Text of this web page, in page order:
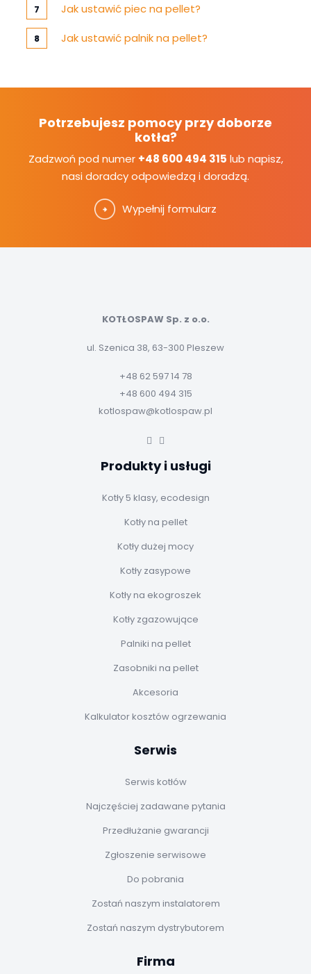
Jak ustawić piec na pellet?
Jak ustawić palnik na pellet?
Potrzebujesz pomocy przy doborze
kotła?
Zadzwoń pod numer +48 600 494 315 lub napisz,
nasi doradcy odpowiedzą i doradzą.
Wypełnij formularz
KOTŁOSPAW Sp. z o.o.
ul. Szenica 38, 63-300 Pleszew
+48 62 597 14 78
+48 600 494 315
kotlospaw@kotlospaw.pl
Produkty i usługi
Kotły 5 klasy, ecodesign
Kotły na pellet
Kotły dużej mocy
Kotły zasypowe
Kotły na ekogroszek
Kotły zgazowujące
Palniki na pellet
Zasobniki na pellet
Akcesoria
Kalkulator kosztów ogrzewania
Serwis
Serwis kotłów
Najczęściej zadawane pytania
Przedłużanie gwarancji
Zgłoszenie serwisowe
Do pobrania
Zostań naszym instalatorem
Zostań naszym dystrybutorem
Firma